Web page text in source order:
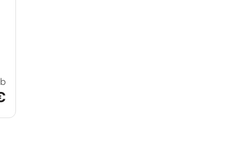
Inselhüpfen in Dänemark